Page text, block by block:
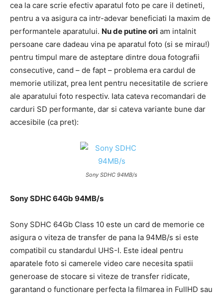
cea la care scrie efectiv aparatul foto pe care il detineti,
pentru a va asigura ca intr-adevar beneficiati la maxim de
performantele aparatului. Nu de putine ori am intalnit
persoane care dadeau vina pe aparatul foto (si se mirau!)
pentru timpul mare de asteptare dintre doua fotografii
consecutive, cand – de fapt – problema era cardul de
memorie utilizat, prea lent pentru necesitatile de scriere
ale aparatului foto respectiv. Iata cateva recomandari de
carduri SD performante, dar si cateva variante bune dar
accesibile (ca pret):
Sony SDHC 94MB/s
Sony SDHC 64Gb 94MB/s
Sony SDHC 64Gb Class 10 este un card de memorie ce
asigura o viteza de transfer de pana la 94MB/s si este
compatibil cu standardul UHS-I. Este ideal pentru
aparatele foto si camerele video care necesita spatii
generoase de stocare si viteze de transfer ridicate,
garantand o functionare perfecta la filmarea in FullHD sau